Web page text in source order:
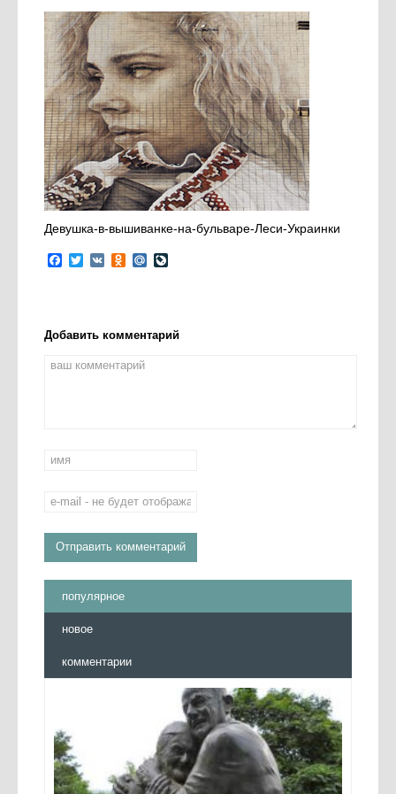
Девушка-в-вышиванке-на-бульваре-Леси-Украинки
Facebook
Twitter
VK Odnoklassniki
Mail.Ru
Добавить комментарий
популярное
новое
комментарии